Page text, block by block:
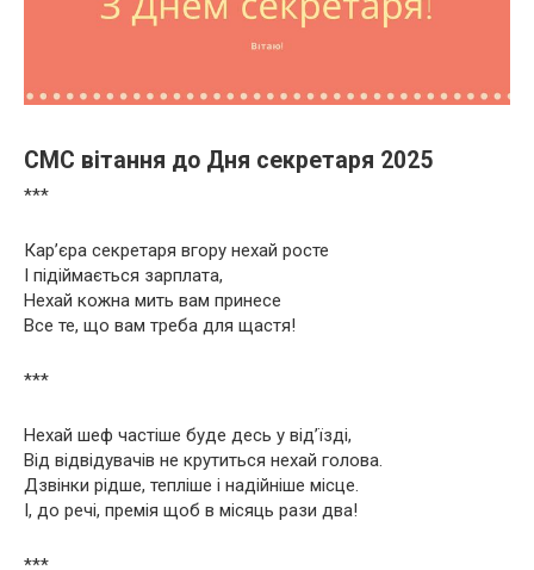
СМС вітання до Дня секретаря 2025
***
Кар’єра секретаря вгору нехай росте
І підіймається зарплата,
Нехай кожна мить вам принесе
Все те, що вам треба для щастя!
***
Нехай шеф частіше буде десь у від’їзді,
Від відвідувачів не крутиться нехай голова.
Дзвінки рідше, тепліше і надійніше місце.
І, до речі, премія щоб в місяць рази два!
***